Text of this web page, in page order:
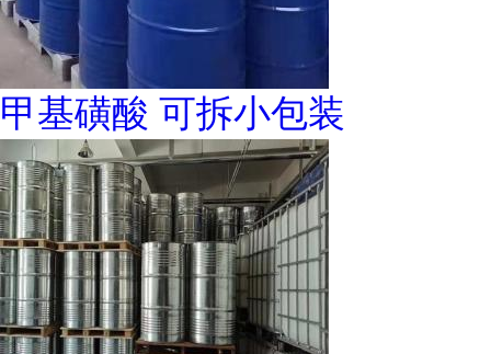
甲基磺酸 可拆小包装